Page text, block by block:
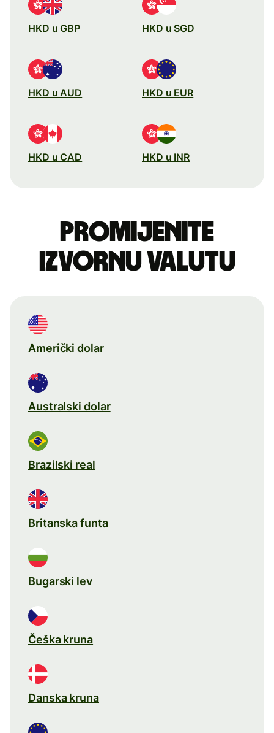
HKD u GBP HKD u SGD
HKD u AUD HKD u EUR
HKD u CAD HKD u INR
Promijenite
izvornu valutu
Američki dolar
Australski dolar
Brazilski real
Britanska funta
Bugarski lev
Češka kruna
Danska kruna